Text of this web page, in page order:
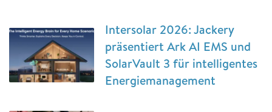
Intersolar 2026: Jackery
präsentiert Ark AI EMS und
SolarVault 3 für intelligentes
Energiemanagement